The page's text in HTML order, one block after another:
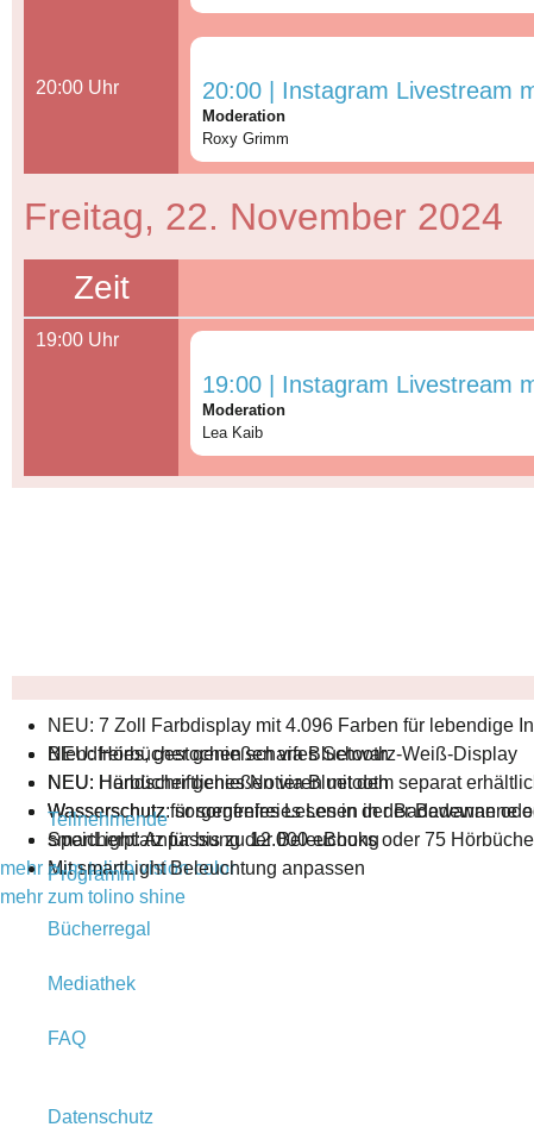
20:00 Uhr 20:00 | Instagram Livestream
Moderation
Roxy Grimm
Freitag, 22. November 2024
Zeit
19:00 Uhr
19:00 | Instagram Livestream
Moderation
Lea Kaib
NEU: 7 Zoll Farbdisplay mit 4.096 Farben für lebendige
NEU: Hörbücher genießen via Bluetooth
NEU: Handschriftliches Notieren mit dem separat
Wasserschutz: sorgenfreies Lesen in der Badewanne
smartLight: Anpassung der Beleuchung
mehr zum tolino vision color
Blendfreies, gestochen scharfes Schwarz-Weiß-Display
NEU: Hörbücher genießen via Bluetooth
Wasserschutz für sorgenfreies Lesen in der Badewanne
Speicherplatz für bis zu 12.000 eBooks oder 75
Mit smartLight Beleuchtung anpassen
mehr zum tolino shine
Teilnehmende
Programm
Bücherregal
Mediathek
FAQ
Datenschutz